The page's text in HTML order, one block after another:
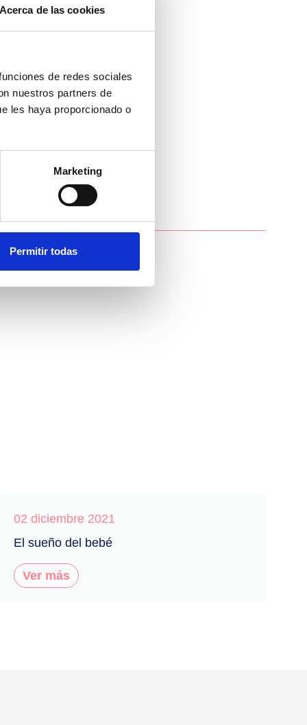
Acerca de las cookies
de redes sociales
nuestros partners de
les haya proporcionado o
Marketing
Permitir todas
02 diciembre 2021
El sueño del bebé
Ver más